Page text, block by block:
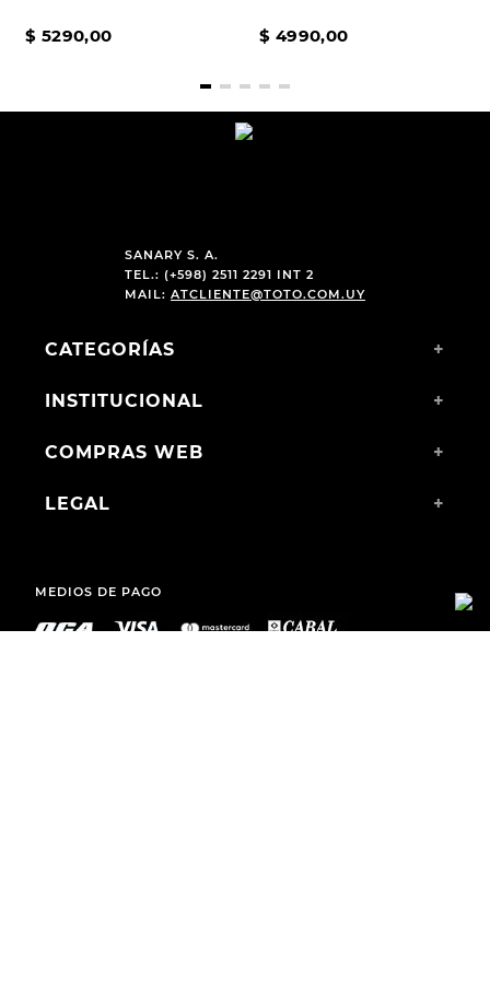
$ 5290,00 $ 4990,00
SANARY S. A.
TEL.: (+598) 2511 2291 INT 2
MAIL: ATCLIENTE@TOTO.COM.UY
CATEGORÍAS +
INSTITUCIONAL +
COMPRAS WEB +
LEGAL +
MEDIOS DE PAGO